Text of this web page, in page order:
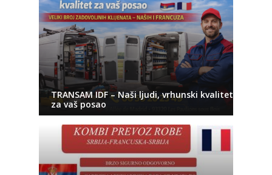
TRANSAM IDF – Naši ljudi, vrhunski kvalitet
za vaš posao